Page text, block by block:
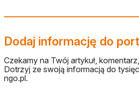
Dodaj informację do
Czekamy na Twój artykuł,
Dotrzyj ze swoją informacją do
ngo.pl.